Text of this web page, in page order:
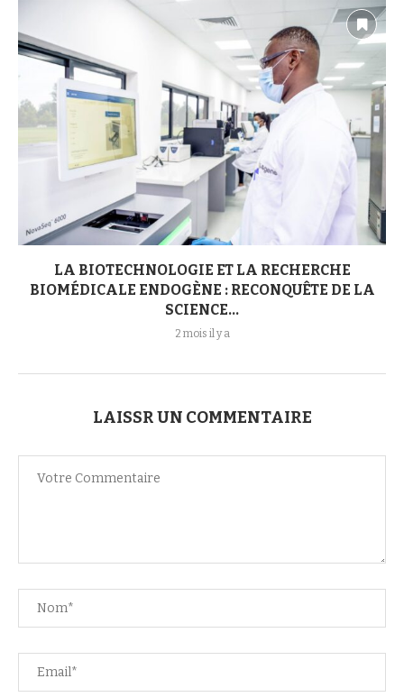
LA BIOTECHNOLOGIE ET LA RECHERCHE
BIOMÉDICALE ENDOGÈNE : RECONQUÊTE DE LA
SCIENCE...
2 mois il y a
LAISSR UN COMMENTAIRE